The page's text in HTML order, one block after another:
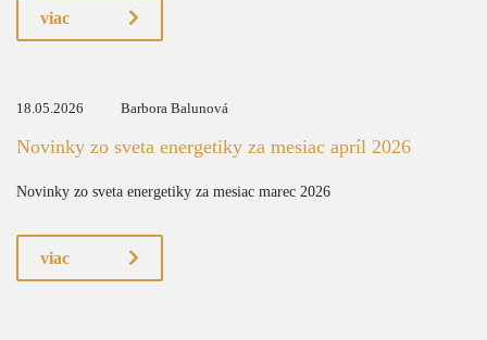
viac
18.05.2026 Barbora Balunová
Novinky zo sveta energetiky za mesiac apríl 2026
Novinky zo sveta energetiky za mesiac marec 2026
viac